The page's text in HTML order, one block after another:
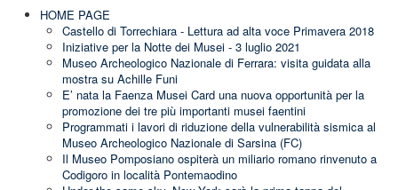
EVENTI
HOME PAGE
Castello di Torrechiara - Lettura ad alta voce Primavera 2018
Iniziative per la Notte dei Musei - 3 luglio 2021
Museo Archeologico Nazionale di Ferrara: visita guidata alla
mostra su Achille Funi
E’ nata la Faenza Musei Card una nuova opportunità per la
promozione dei tre più importanti musei faentini
Programmati i lavori di riduzione della vulnerabilità sismica al
Museo Archeologico Nazionale di Sarsina (FC)
Il Museo Pomposiano ospiterà un miliario romano rinvenuto a
Codigoro in località Pontemaodino